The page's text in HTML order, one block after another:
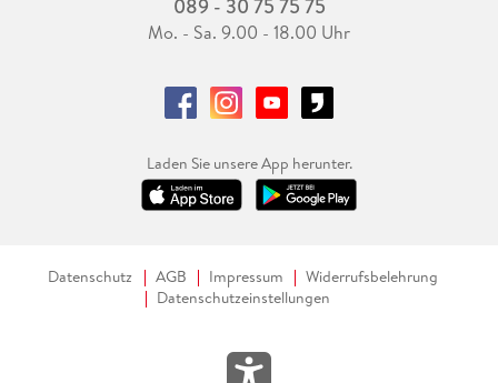
089 - 30 75 75 75
Mo. - Sa. 9.00 - 18.00 Uhr
Laden Sie unsere App herunter.
Datenschutz AGB Impressum
Widerrufsbelehrung
Datenschutzeinstellungen